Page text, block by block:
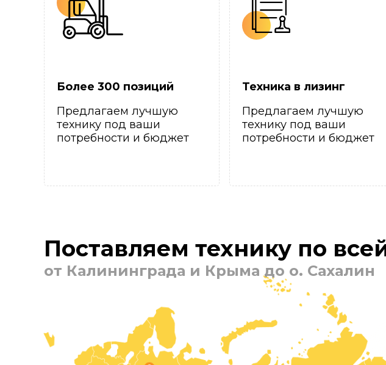
Более 300 позиций
Предлагаем лучшую
технику под ваши
потребности и бюджет
Техника в лизинг
Предлагаем лучшую
технику под ваши
потребности и бюджет
Поставляем технику по
от Калининграда и Крыма до о. Сахалин